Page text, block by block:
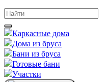
Каркасные дома
Дома из бруса
Бани из бруса
Готовые бани
Участки